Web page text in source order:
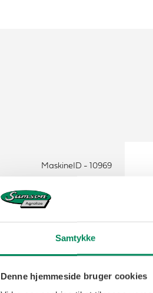
Samtykke
Denne hjemmeside bruger cookies
MaskineID - 10969